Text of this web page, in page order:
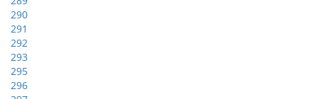
290
291
292
293
295
296